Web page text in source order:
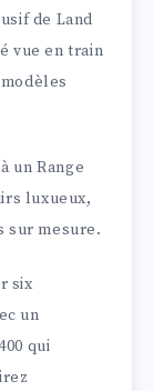
de Land
vue en train
un Range
luxueux,
sur mesure.
six
un
qui